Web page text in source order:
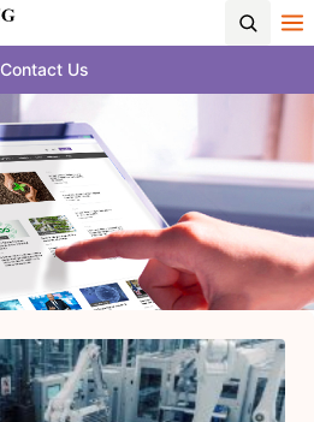
Contact Us